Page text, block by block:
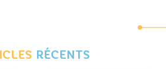
RÉCENTS